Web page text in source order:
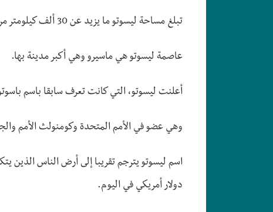
تبلغ مساحة ليسوتو ما يزيد عن 30 ألف كيلومتر مربح ( 11583 ميل مربع )، ويبلغ عدد سكانها حوالي 2 مليون نسمة.
عاصمة ليسوتو هي ماسيرو وهي أكبر مدينة بها.
أعلنت ليسوتو، التي كانت تعرف سابقا باسم باسوتولاند،
وهي عضو في الأمم المتحدة وكومنولث الأمم
دولار أمريكي في اليوم.